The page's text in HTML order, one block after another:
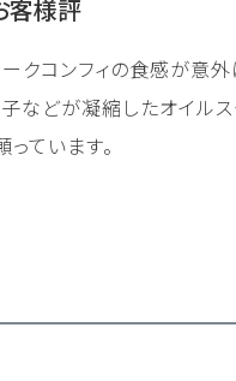
客様評
クコンフィの食感が意
などが凝縮したオイル
ています。